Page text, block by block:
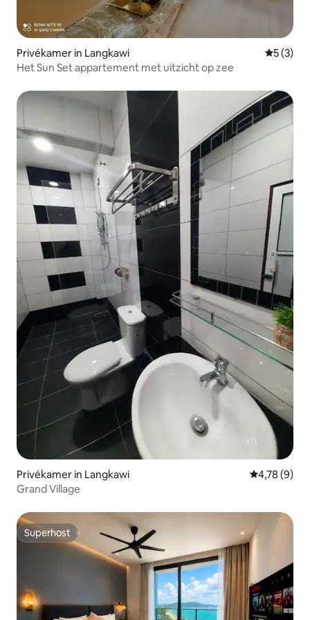
Privékamer in Langkawi
5 (3)
Het Sun Set appartement met uitzicht op zee
Privékamer in Langkawi
4,78 (9)
Grand Village
Superhost
Superhost